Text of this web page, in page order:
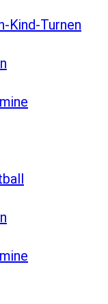
Kind-Turnen